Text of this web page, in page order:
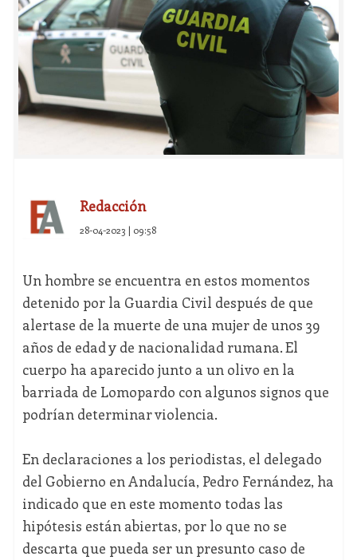
Redacción
28-04-2023 | 09:58
Un hombre se encuentra en estos momentos
detenido por la Guardia Civil después de que
alertase de la muerte de una mujer de unos 39
años de edad y de nacionalidad rumana. El
cuerpo ha aparecido junto a un olivo en la
barriada de Lomopardo con algunos signos que
podrían determinar violencia.
En declaraciones a los periodistas, el delegado
del Gobierno en Andalucía, Pedro Fernández, ha
indicado que en este momento todas las
hipótesis están abiertas, por lo que no se
descarta que pueda ser un presunto caso de